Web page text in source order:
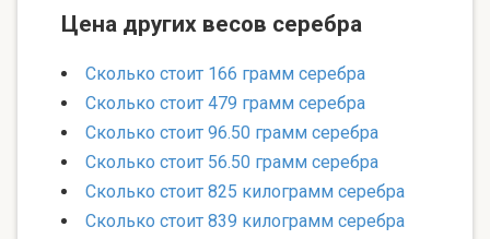
Цена других весов серебра
Сколько стоит 166 грамм серебра
Сколько стоит 479 грамм серебра
Сколько стоит 96.50 грамм серебра
Сколько стоит 56.50 грамм серебра
Сколько стоит 825 килограмм серебра
Сколько стоит 839 килограмм серебра